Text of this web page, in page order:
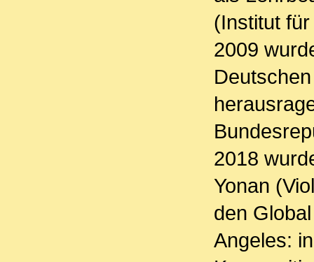
(Institut
2009
2018
Yonan
den
Angeles: